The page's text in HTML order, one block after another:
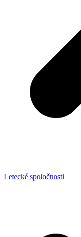
Letecké spoločnosti